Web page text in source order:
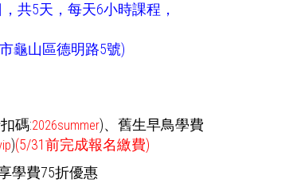
共5天，每天6小時課程，
龜山區德明路5號)
碼:2026summer)、舊生早鳥學費
)(5/31前完成報名繳費)
學費75折優惠